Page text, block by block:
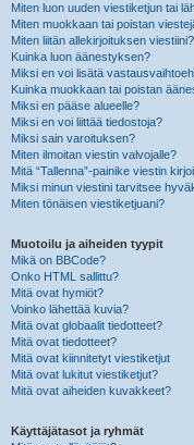
Miten luon uuden viestiketjun tai
Miten muokkaan tai poistan
Miten liitän allekirjoituksen viestiini?
Kuinka luon äänestyksen?
Miksi en voi lisätä
Kuinka muokkaan tai poistan
Miksi en pääse alueelle?
Miksi en voi liittää tiedostoja?
Miksi sain varoituksen?
Miten ilmoitan viestin valvojalle?
Mitä “Tallenna”-painike viestin
Miksi minun viestini tarvitsee
Miten tönäisen viestiketjuani?
Muotoilu ja aiheiden tyypit
Mikä on BBCode?
Onko HTML sallittu?
Mitä ovat hymiöt?
Voinko lähettää kuvia?
Mitä ovat globaalit tiedotteet?
Mitä ovat tiedotteet?
Mitä ovat kiinnitetyt viestiketjut
Mitä ovat lukitut viestiketjut?
Mitä ovat aiheiden kuvakkeet?
Käyttäjätasot ja ryhmät